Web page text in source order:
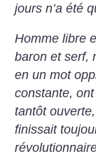
jours n’a été
Homme libre
baron et serf,
en un mot
constante,
tantôt
finissait